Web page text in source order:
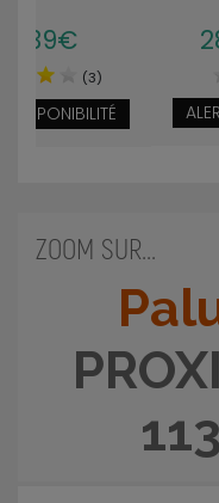
(3)
DISPONIBILITÉ
ZOOM SUR...